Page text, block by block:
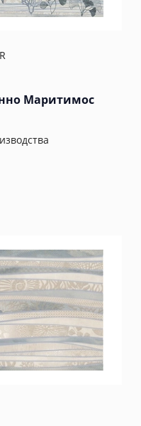
Маритимос